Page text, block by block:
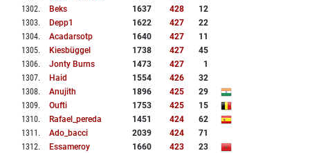
1302. Beks 1637 428
12
1303. Depp1 1622 427
22
1304. Acadarsotp 1640 427
11
1305. Kiesbüggel 1738 427
45
1306. Jonty Burns 1473 427
1
1307. Haid 1554 426
32
1308. Anujith 1896 425
29
1309. Oufti 1753 425
15
1310. Rafael_pereda 1451 424
62
1311 . Ado_bacci 2039 424
71
1312. Essameroy 1660 423
23